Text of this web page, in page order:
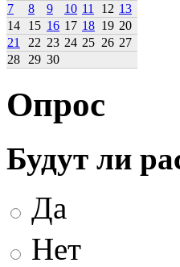
7
8 9 10 11 12 13
14
15 16 17 18 19 20
21
22 23 24 25 26 27
28
29 30
Опрос
Будут ли
Да
Нет